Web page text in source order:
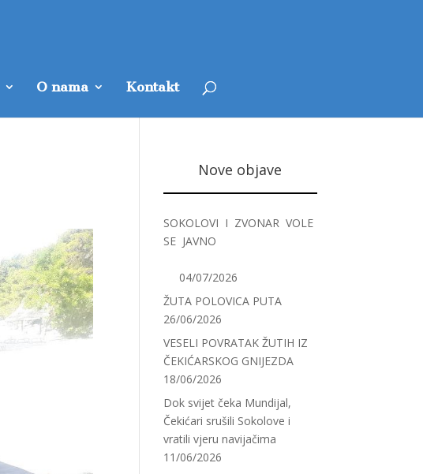
O nama Kontakt
Nove objave
SOKOLOVI I ZVONAR VOLE
SE JAVNO
04/07/2026
ŽUTA POLOVICA PUTA
26/06/2026
VESELI POVRATAK ŽUTIH IZ
ČEKIĆARSKOG GNIJEZDA
18/06/2026
Dok svijet čeka Mundijal,
Čekićari srušili Sokolove i
vratili vjeru navijačima
11/06/2026